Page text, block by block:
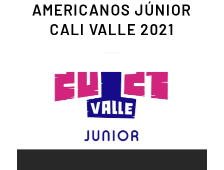
AMERICANOS JÚNIOR
CALI VALLE 2021